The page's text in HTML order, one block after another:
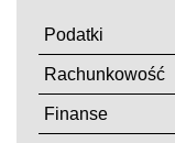
Podatki
Rachunkowość
Finanse